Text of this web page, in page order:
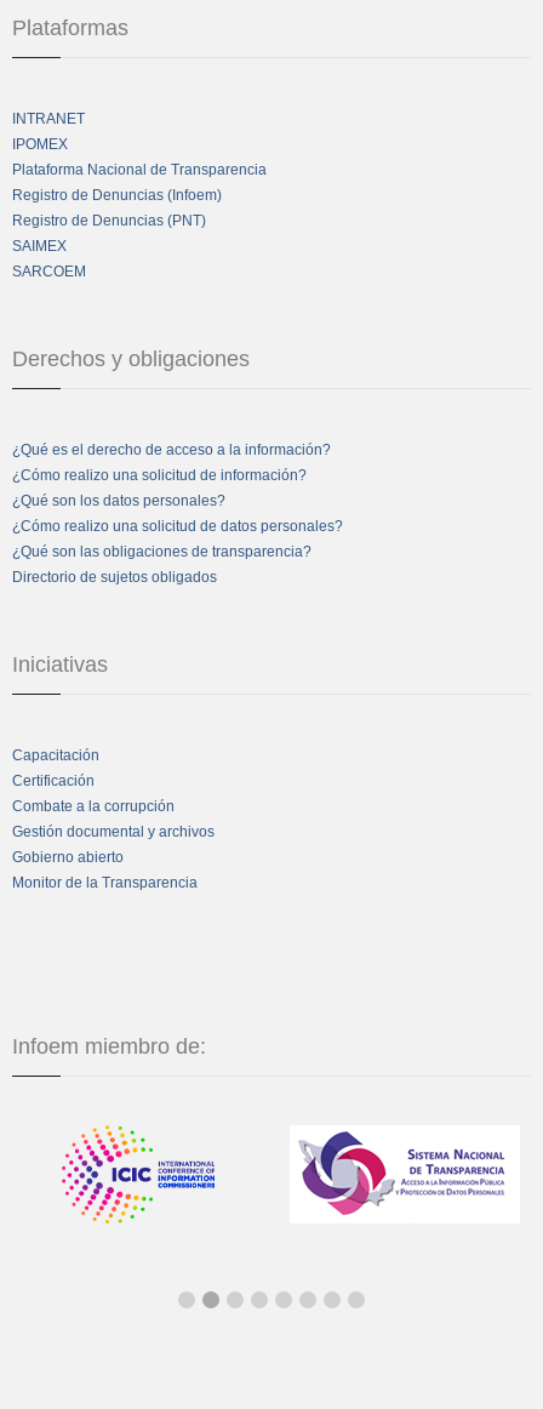
Plataformas
INTRANET
IPOMEX
Plataforma Nacional de Transparencia
Registro de Denuncias (Infoem)
Registro de Denuncias (PNT)
SAIMEX
SARCOEM
Derechos y obligaciones
¿Qué es el derecho de acceso a la información?
¿Cómo realizo una solicitud de información?
¿Qué son los datos personales?
¿Cómo realizo una solicitud de datos personales?
¿Qué son las obligaciones de transparencia?
Directorio de sujetos obligados
Iniciativas
Capacitación
Certificación
Combate a la corrupción
Gestión documental y archivos
Gobierno abierto
Monitor de la Transparencia
Infoem miembro de: